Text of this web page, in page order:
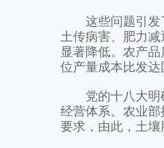
这些问题引发了
土传病害、肥力
显著降低。农产
位产量成本比发达
党的十八大明确
经营体系。农业部
要求，由此，土壤